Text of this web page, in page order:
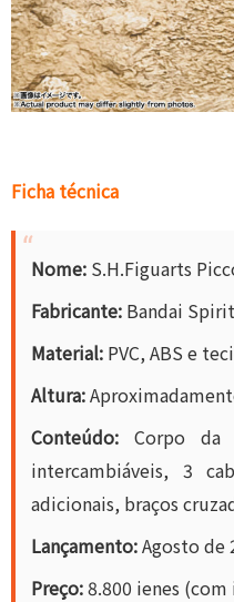
Ficha técnica
Nome: S.H.Figuarts
Fabricante: Bandai
Material: PVC, ABS e
Altura:
Conteúdo: Corpo da
intercambiáveis, 3
adicionais, braços
Lançamento:Agosto de
Preço:8.800 ienes